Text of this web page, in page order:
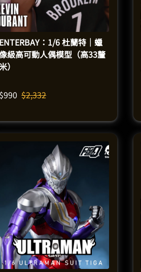
ENTERBAY：1/6 杜蘭特｜蠟
級高可動人偶模型（高33釐
）
$990 $2,332